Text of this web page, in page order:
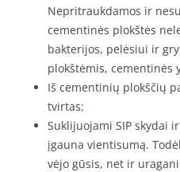
Nepritraukdamos ir
cementinės plokštės
bakterijos, pelėsiui ir
plokštėmis, cementinės
Iš cementinių plokščių
tvirtas;
Suklijuojami SIP skydai
įgauna vientisumą.
vėjo gūsis, net ir